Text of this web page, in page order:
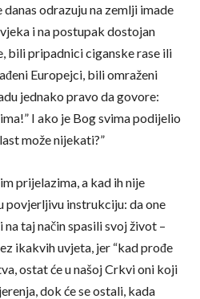
danas odrazuju na zemlji imade
i na postupak dostojan
bili pripadnici ciganske rase ili
Europejci, bili omraženi
jednako pravo da govore:
I ako je Bog svima podijelio
može nijekati?”
prijelazima, a kad ih nije
povjerljivu instrukciju: da one
taj način spasili svoj život –
ikakvih uvjeta, jer “kad prođe
ostat će u našoj Crkvi oni koji
dok će se ostali, kada